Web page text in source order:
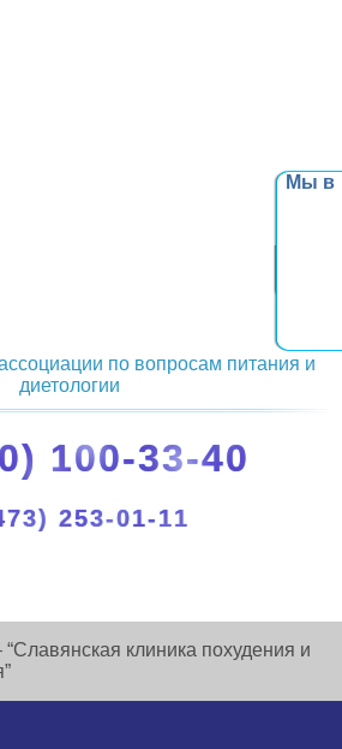
Мы в
по вопросам питания и
диетологии
100-33-40
253-01-11
клиника похудения и